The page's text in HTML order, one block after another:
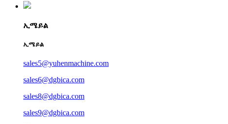
ኢሜይል
ኢሜይል
sales5@yuhenmachine.com
sales6@dgbica.com
sales8@dgbica.com
sales9@dgbica.com